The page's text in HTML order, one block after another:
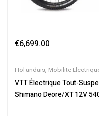
€6,699.00
Hollandais, Mobilite
Tout-Suspendus,Vélo
Électriques
VTT Électrique Tout-
Shimano Deore/XT 12V